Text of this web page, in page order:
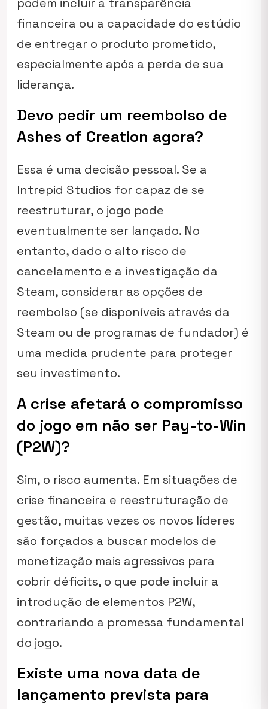
financeira ou a capacidade do estúdio
de entregar o produto prometido,
especialmente após a perda de sua
liderança.
Devo pedir um reembolso de
Ashes of Creation agora?
Essa é uma decisão pessoal. Se a
Intrepid Studios for capaz de se
reestruturar, o jogo pode
eventualmente ser lançado. No
entanto, dado o alto risco de
cancelamento e a investigação da
Steam, considerar as opções de
reembolso (se disponíveis através da
Steam ou de programas de fundador) é
uma medida prudente para proteger
seu investimento.
A crise afetará o compromisso
do jogo em não ser Pay-to-Win
(P2W)?
Sim, o risco aumenta. Em situações de
crise financeira e reestruturação de
gestão, muitas vezes os novos líderes
são forçados a buscar modelos de
monetização mais agressivos para
cobrir déficits, o que pode incluir a
introdução de elementos P2W,
contrariando a promessa fundamental
do jogo.
Existe uma nova data de
lançamento prevista para